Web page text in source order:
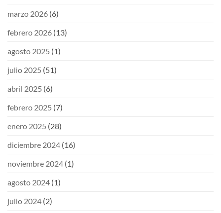
marzo 2026 (6)
febrero 2026 (13)
agosto 2025 (1)
julio 2025 (51)
abril 2025 (6)
febrero 2025 (7)
enero 2025 (28)
diciembre 2024 (16)
noviembre 2024 (1)
agosto 2024 (1)
julio 2024 (2)